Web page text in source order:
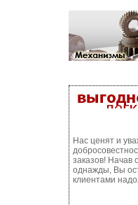
Нас ценят и
заказов! Начав
однажды, Вы
клиентами